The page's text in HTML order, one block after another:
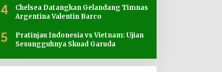
4
Chelsea Datangkan Gelandang Timnas
Argentina Valentin Barco
5
Pratinjau Indonesia vs Vietnam: Ujian
Sesungguhnya Skuad Garuda